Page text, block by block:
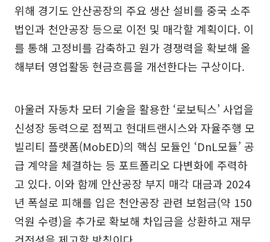
위해 경기도 안산공장의 주요 생산 설비를 중국 소주
법인과 천안공장 등으로 이전 및 매각할 계획이다. 이
를 통해 고정비를 감축하고 원가 경쟁력을 확보해 올
해부터 영업활동 현금흐름을 개선한다는 구상이다.
아울러 자동차 모터 기술을 활용한 ‘로보틱스’ 사업을
신성장 동력으로 점찍고 현대트랜시스와 자율주행 모
빌리티 플랫폼(MobED)의 핵심 모듈인 ‘DnL모듈’ 공
급 계약을 체결하는 등 포트폴리오 다변화에 주력하
고 있다. 이와 함께 안산공장 부지 매각 대금과 2024
년 폭설로 피해를 입은 천안공장 관련 보험금(약 150
억원 수령)을 추가로 확보해 차입금을 상환하고 재무